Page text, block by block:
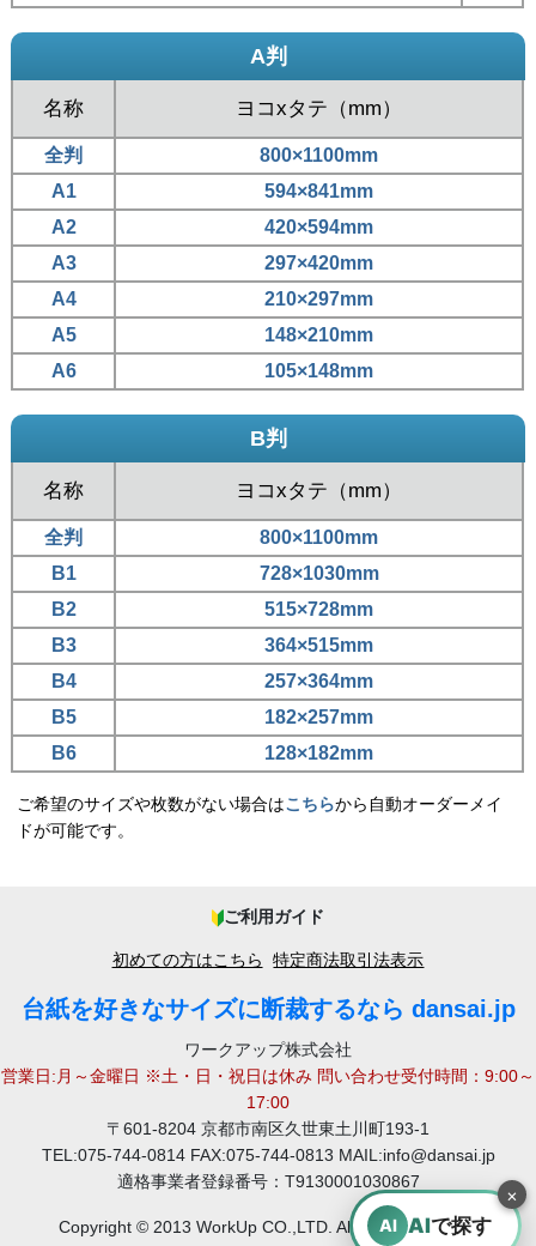
A判
名称 ヨコxタテ（mm）
全判
800×1100mm
A1
594×841mm
A2
420×594mm
A3
297×420mm
A4
210×297mm
A5
148×210mm
A6
105×148mm
B判
名称 ヨコxタテ（mm）
全判
800×1100mm
B1
728×1030mm
B2
515×728mm
B3
364×515mm
B4
257×364mm
B5
182×257mm
B6
128×182mm
ご希望のサイズや枚数がない場合はこちらから自動オーダーメイ
ドが可能です。
ご利用ガイド
初めての方はこちら 特定商法取引法表示
台紙を好きなサイズに断裁するなら dansai.jp
ワークアップ株式会社
営業日:月～金曜日 ※土・日・祝日は休み 問い合わせ受付時間：9:00～
17:00
〒601-8204 京都市南区久世東土川町193-1
TEL:075-744-0814 FAX:075-744-0813 MAIL:info@dansai.jp
適格事業者登録番号：T9130001030867
Copyright © 2013 WorkUp CO.,LTD. All rights reserved.
AI AIで探す
×